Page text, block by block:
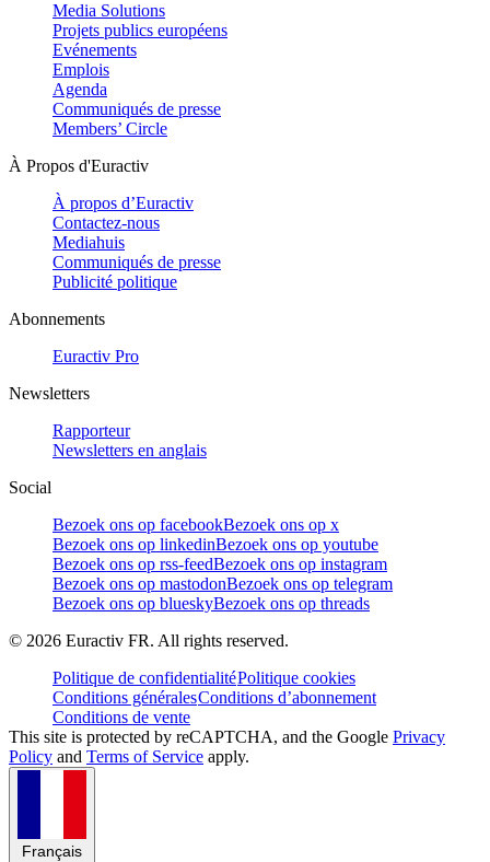
Media Solutions
Projets publics européens
Evénements
Emplois
Agenda
Communiqués de presse
Members’ Circle
À Propos d'Euractiv
À propos d’Euractiv
Contactez-nous
Mediahuis
Communiqués de presse
Publicité politique
Abonnements
Euractiv Pro
Newsletters
Rapporteur
Newsletters en anglais
Social
Bezoek ons op facebookBezoek ons op x
Bezoek ons op linkedinBezoek ons op youtube
Bezoek ons op rss-feedBezoek ons op instagram
Bezoek ons op mastodonBezoek ons op telegram
Bezoek ons op blueskyBezoek ons op threads
© 2026 Euractiv FR. All rights reserved.
Politique de confidentialitéPolitique cookies
Conditions généralesConditions d’abonnement
Conditions de vente
This site is protected by reCAPTCHA, and the Google Privacy
Policy and Terms of Service apply.
Français